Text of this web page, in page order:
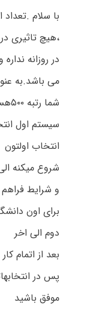
با سلام
،هیچ تاثیری
در روزانه
می باشد.به
شما رتبه ۵۰۰هستی دوستتون رتبه۵۰۱
سیستم اول
انتخاب اولتون
شروع میکنه
و شرایط فراهم
برای اون
دوم الی اخر
بعد از اتمام کار
پس در
موفق باشید